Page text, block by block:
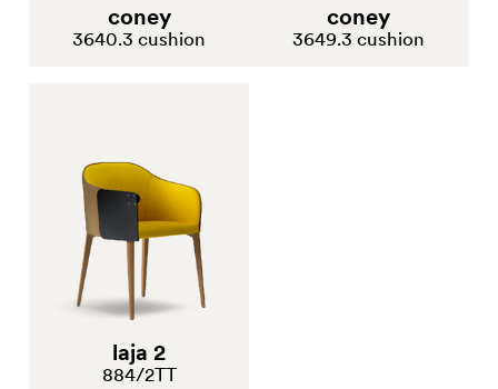
coney
3640.3 cushion
coney
3649.3 cushion
laja 2
884/2TT